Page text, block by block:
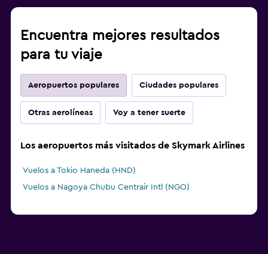
Encuentra mejores resultados
para tu viaje
Aeropuertos populares Ciudades populares
Otras aerolíneas Voy a tener suerte
Los aeropuertos más visitados de Skymark Airlines
Vuelos a Tokio Haneda (HND)
Vuelos a Nagoya Chubu Centrair Intl (NGO)